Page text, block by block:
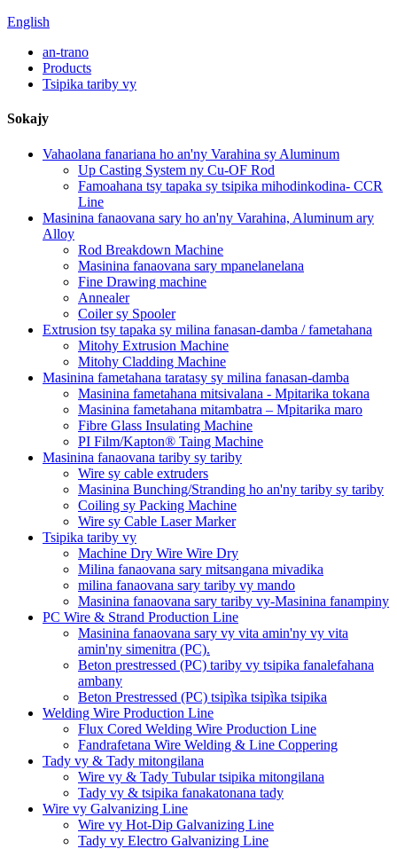
English
an-trano
Products
Tsipika tariby vy
Sokajy
Vahaolana fanariana ho an'ny Varahina sy Aluminum
Up Casting System ny Cu-OF Rod
Famoahana tsy tapaka sy tsipika mihodinkodina- CCR
Line
Masinina fanaovana sary ho an'ny Varahina, Aluminum ary
Alloy
Rod Breakdown Machine
Masinina fanaovana sary mpanelanelana
Fine Drawing machine
Annealer
Coiler sy Spooler
Extrusion tsy tapaka sy milina fanasan-damba / fametahana
Mitohy Extrusion Machine
Mitohy Cladding Machine
Masinina fametahana taratasy sy milina fanasan-damba
Masinina fametahana mitsivalana - Mpitarika tokana
Masinina fametahana mitambatra – Mpitarika maro
Fibre Glass Insulating Machine
PI Film/Kapton® Taing Machine
Masinina fanaovana tariby sy tariby
Wire sy cable extruders
Masinina Bunching/Stranding ho an'ny tariby sy tariby
Coiling sy Packing Machine
Wire sy Cable Laser Marker
Tsipika tariby vy
Machine Dry Wire Wire Dry
Milina fanaovana sary mitsangana mivadika
milina fanaovana sary tariby vy mando
Masinina fanaovana sary tariby vy-Masinina fanampiny
PC Wire & Strand Production Line
Masinina fanaovana sary vy vita amin'ny vy vita
amin'ny simenitra (PC).
Beton prestressed (PC) tariby vy tsipika fanalefahana
ambany
Beton Prestressed (PC) tsipìka tsipìka tsipika
Welding Wire Production Line
Flux Cored Welding Wire Production Line
Fandrafetana Wire Welding & Line Coppering
Tady vy & Tady mitongilana
Wire vy & Tady Tubular tsipika mitongilana
Tady vy & tsipika fanakatonana tady
Wire vy Galvanizing Line
Wire vy Hot-Dip Galvanizing Line
Tady vy Electro Galvanizing Line